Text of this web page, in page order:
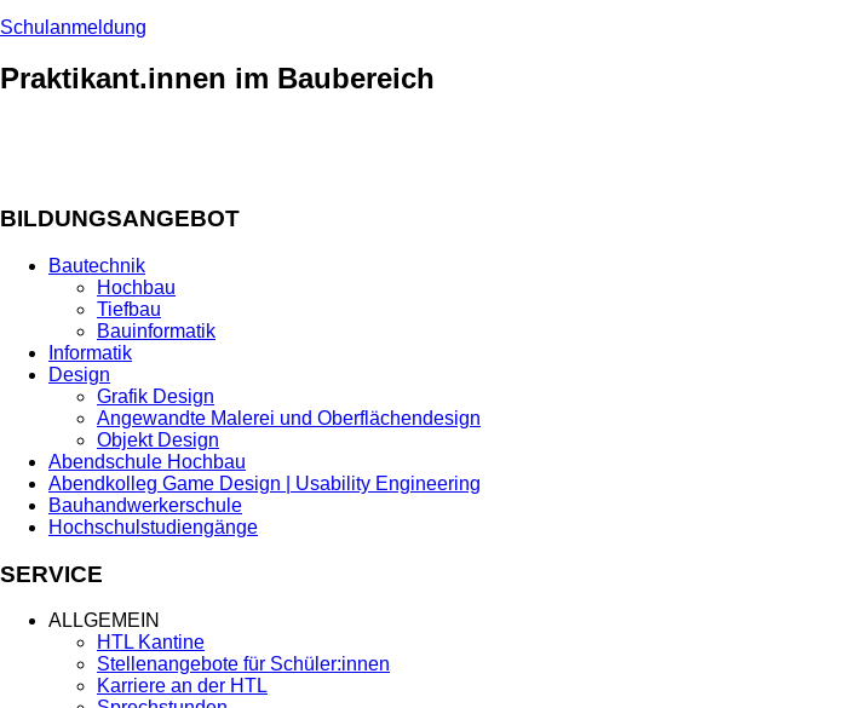
Schulanmeldung
Praktikant.innen im Baubereich
BILDUNGSANGEBOT
Bautechnik
Hochbau
Tiefbau
Bauinformatik
Informatik
Design
Grafik Design
Angewandte Malerei und Oberflächendesign
Objekt Design
Abendschule Hochbau
Abendkolleg Game Design | Usability Engineering
Bauhandwerkerschule
Hochschulstudiengänge
SERVICE
ALLGEMEIN
HTL Kantine
Stellenangebote für Schüler:innen
Karriere an der HTL